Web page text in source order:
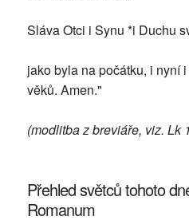
Sláva Otci i Synu *i Duchu
jako byla na počátku, i nyní
věků. Amen."
(modlitba z breviáře, viz. Lk
Přehled světců tohoto
Romanum